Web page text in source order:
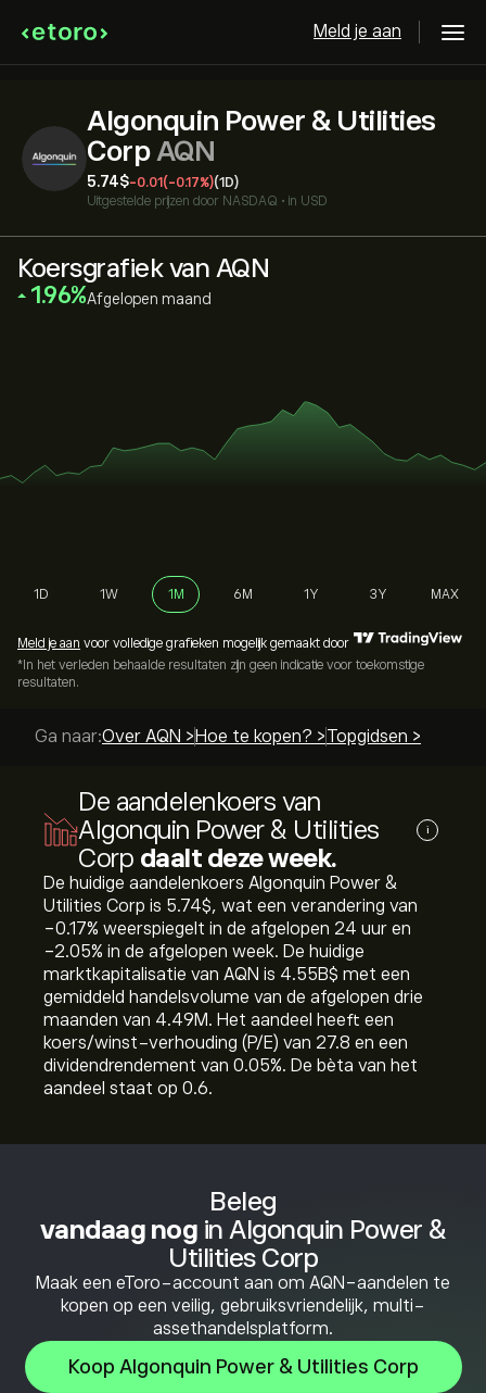
Meld je aan
Algonquin Power & Utilities
CorpAQN
5.74‎$‎-0.01 (-0.17%)(1D)
Uitgestelde prijzen door NASDAQ • in USD
Beleg
vandaag nog in Algonquin Power &
Utilities Corp
Maak een eToro-account aan om AQN-aandelen te
kopen op een veilig, gebruiksvriendelijk, multi-
assethandelsplatform.
Koop Algonquin Power & Utilities Corp
Koersgrafiek van AQN
‎1.96‎ Afgelopen maand
1D 1W 1M 6M 1Y 3Y MAX
Meld je aan voor volledige grafieken mogelijk gemaakt door
*In het verleden behaalde resultaten zijn geen indicatie voor toekomstige
resultaten.
Ga naar:Over AQN > Hoe te kopen? >Topgidsen >
De aandelenkoers van
Algonquin Power & Utilities
Corp daalt deze week.
i
De huidige aandelenkoers Algonquin Power &
Utilities Corp is 5.74‎$‎, wat een verandering van
‎-0.17‎% weerspiegelt in de afgelopen 24 uur en
‎-2.05‎% in de afgelopen week. De huidige
marktkapitalisatie van AQN is 4.55B‎$‎ met een
gemiddeld handelsvolume van de afgelopen drie
maanden van 4.49M. Het aandeel heeft een
koers/winst-verhouding (P/E) van 27.8 en een
dividendrendement van 0.05%. De bèta van het
aandeel staat op 0.6.